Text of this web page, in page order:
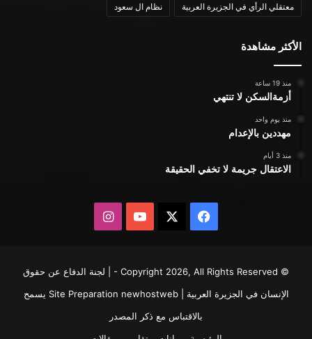
معتقلي الرأي في الجزيرة العربية نظام ال سعود
الأكثر مشاهدة
منذ 19 ساعة
أزمةالسكن لا تنتهي
منذ يوم واحد
مهددين بالإعدام
منذ 3 أيام
الاعتقال جريمة لا تخفي الحقيقة
فيسبوك يوتيوبانستقرام
© Copyright 2026, All Rights Reserved - | لجنة الدفاع عن حقوق
الإنسان في الجزيرة العربية | Site Preparationnewhostweb
يسمح
بالاقتباس مع ذكر المصدر